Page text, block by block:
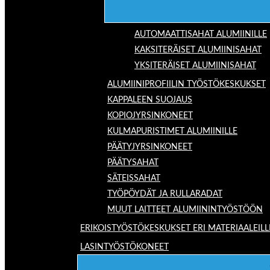
AUTOMAATTISAHAT ALUMIINILLE
KAKSITERÄISET ALUMIINISAHAT
YKSITERÄISET ALUMIINISAHAT
ALUMIINIPROFIILIN TYÖSTÖKESKUKSET
KAPPALEEN SUOJAUS
KOPIOJYRSINKONEET
KULMAPURISTIMET ALUMIINILLE
PÄÄTYJYRSINKONEET
PÄÄTYSAHAT
SÄTEISSAHAT
TYÖPÖYDÄT JA RULLARADAT
MUUT LAITTEET ALUMIININTYÖSTÖÖN
ERIKOISTYÖSTÖKESKUKSET ERI
LASINTYÖSTÖKONEET